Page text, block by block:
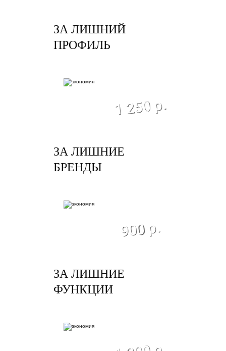
ЗА ЛИШНИЙ
ПРОФИЛЬ
1 250 р.
ЗА ЛИШНИЕ
БРЕНДЫ
900 р.
ЗА ЛИШНИЕ
ФУНКЦИИ